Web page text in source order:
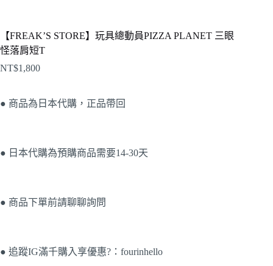
【FREAK’S STORE】玩具總動員PIZZA PLANET 三眼
怪落肩短T
NT$1,800
● 商品為日本代購，正品帶回
● 日本代購為預購商品需要14-30天
● 商品下單前請聊聊詢問
● 追蹤IG滿千購入享優惠?：fourinhello